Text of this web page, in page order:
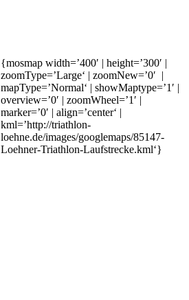
{mosmap width=’400′ | height=’300′ |
zoomType=’Large‘ | zoomNew=’0′ |
mapType=’Normal‘ | showMaptype=’1′ |
overview=’0′ | zoomWheel=’1′ |
marker=’0′ | align=’center‘ |
kml=’http://triathlon-
loehne.de/images/googlemaps/85147-
Loehner-Triathlon-Laufstrecke.kml‘}